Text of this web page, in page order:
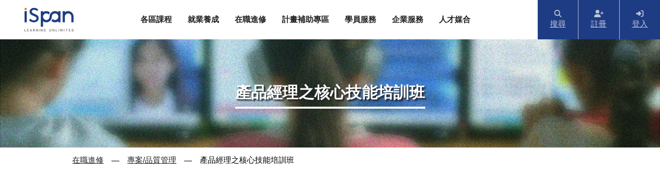
各區課程 就業養成 在職進修 計畫補助專區 學員服務 企業服務 人才媒合
搜尋 註冊 登入
產品經理之核心技能培訓班
在職進修 — 專案/品質管理 — 產品經理之核心技能培訓班